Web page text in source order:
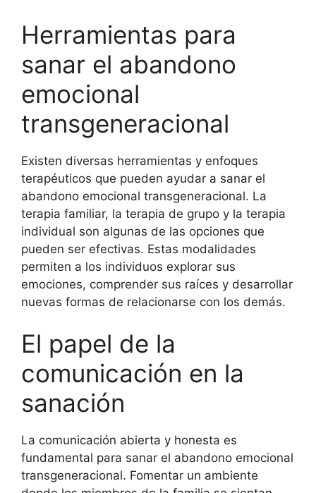
Herramientas para
sanar el abandono
emocional
transgeneracional
Existen diversas herramientas y enfoques
terapéuticos que pueden ayudar a sanar el
abandono emocional transgeneracional. La
terapia familiar, la terapia de grupo y la terapia
individual son algunas de las opciones que
pueden ser efectivas. Estas modalidades
permiten a los individuos explorar sus
emociones, comprender sus raíces y desarrollar
nuevas formas de relacionarse con los demás.
El papel de la
comunicación en la
sanación
La comunicación abierta y honesta es
fundamental para sanar el abandono emocional
transgeneracional. Fomentar un ambiente